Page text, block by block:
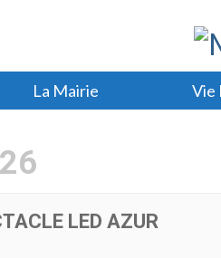
La Mairie Vie
LED AZUR